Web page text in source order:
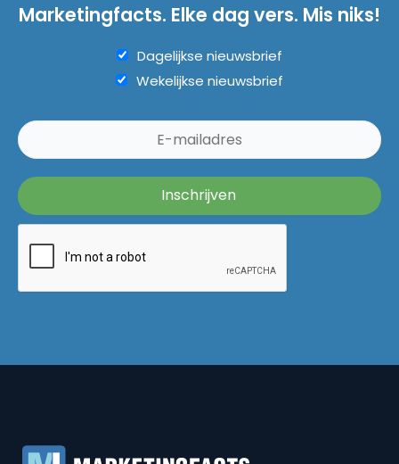
Marketingfacts. Elke dag vers. Mis niks!
Dagelijkse nieuwsbrief
Wekelijkse nieuwsbrief